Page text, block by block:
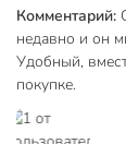
Коллекция
Бар
Цвет
Стиль
Комментарий:
недавно и он
Удобный,
покупке.